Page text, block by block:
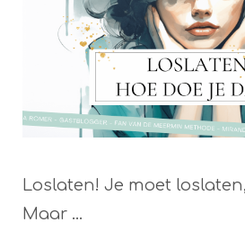
Loslaten! Je moet
Maar …